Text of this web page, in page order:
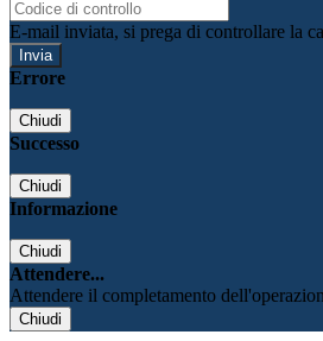
E-mail inviata, si prega di controllare la
Errore
Chiudi
Successo
Chiudi
Informazione
Chiudi
Attendere...
Attendere il completamento
Chiudi